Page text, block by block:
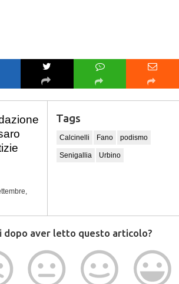
Tags
Calcinelli Fano podismo
Senigallia Urbino
dopo aver letto questo articolo?